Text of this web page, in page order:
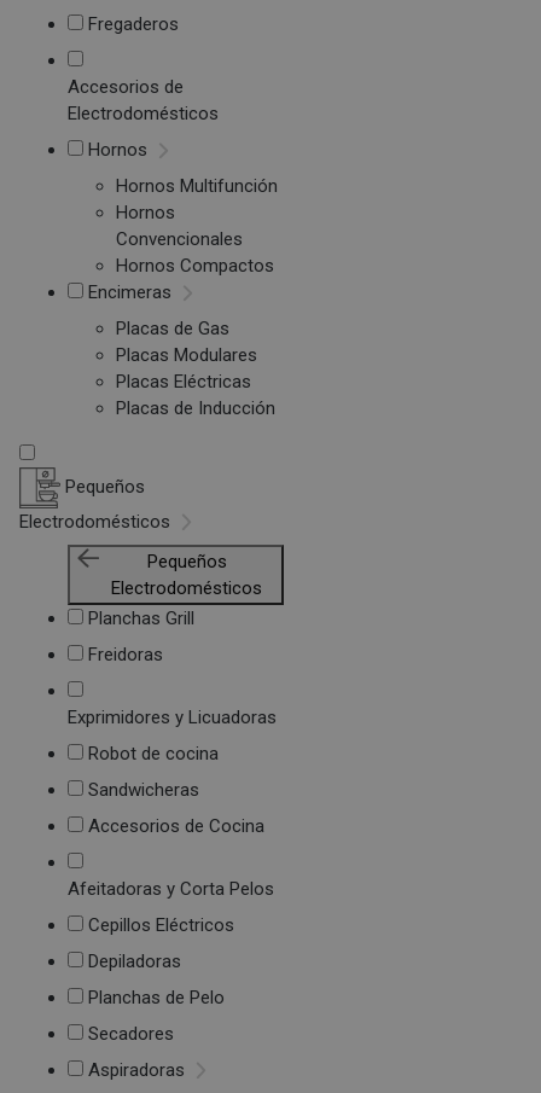
Fregaderos
Accesorios de
Electrodomésticos
Hornos
Hornos Multifunción
Hornos
Convencionales
Hornos Compactos
Encimeras
Placas de Gas
Placas Modulares
Placas Eléctricas
Placas de Inducción
Pequeños
Electrodomésticos
Pequeños
Electrodomésticos
Planchas Grill
Freidoras
Exprimidores y Licuadoras
Robot de cocina
Sandwicheras
Accesorios de Cocina
Afeitadoras y Corta Pelos
Cepillos Eléctricos
Depiladoras
Planchas de Pelo
Secadores
Aspiradoras